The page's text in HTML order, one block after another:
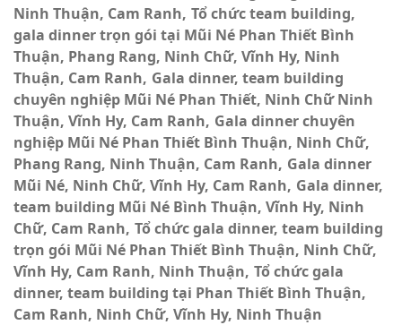
Ninh Thuận, Cam Ranh Tổ chức team building,
gala dinner trọn gói tại Mũi Né Phan Thiết Bình
Thuận, Phang Rang, Ninh Chữ, Vĩnh Hy, Ninh
Thuận, Cam Ranh Gala dinner, team building
chuyên nghiệp Mũi Né Phan Thiết, Ninh Chữ Ninh
Thuận, Vĩnh Hy, Cam Ranh Gala dinner chuyên
nghiệp Mũi Né Phan Thiết Bình Thuận, Ninh Chữ,
Phang Rang, Ninh Thuận, Cam Ranh Gala dinner
Mũi Né, Ninh Chữ, Vĩnh Hy, Cam Ranh Gala dinner,
team building Mũi Né Bình Thuận, Vĩnh Hy, Ninh
Chữ, Cam Ranh Tổ chức gala dinner, team building
trọn gói Mũi Né Phan Thiết Bình Thuận, Ninh Chữ,
Vĩnh Hy, Cam Ranh, Ninh Thuận Tổ chức gala
dinner, team building tại Phan Thiết Bình Thuận,
Cam Ranh, Ninh Chữ, Vĩnh Hy, Ninh Thuận